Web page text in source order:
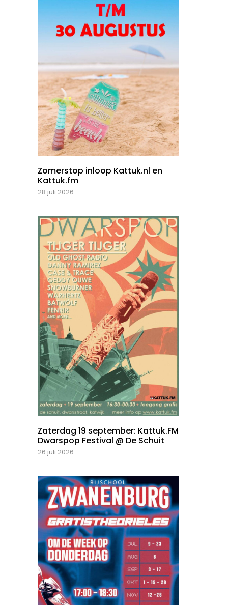
Zomerstop inloop Kattuk.nl en
Kattuk.fm
28 juli 2026
Zaterdag 19 september: Kattuk.FM
Dwarspop Festival @ De Schuit
26 juli 2026